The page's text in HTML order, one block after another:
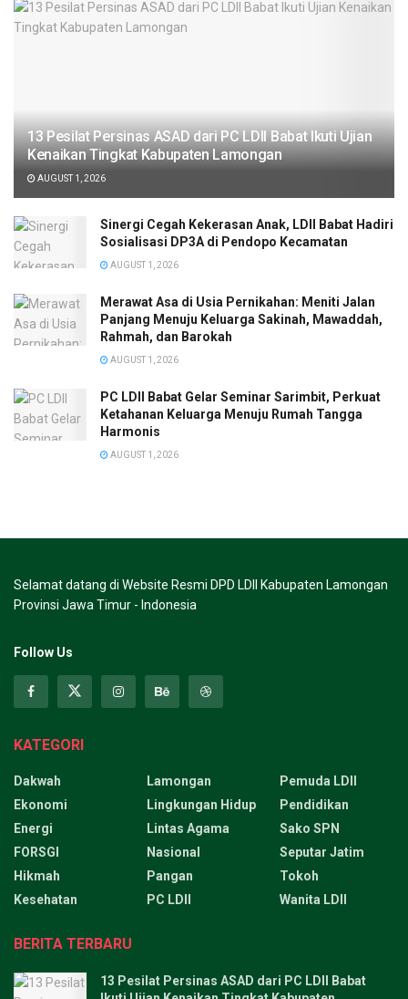
13 Pesilat Persinas ASAD dari PC LDII Babat Ikuti Ujian
Kenaikan Tingkat Kabupaten Lamongan
AUGUST 1, 2026
Sinergi Cegah Kekerasan Anak, LDII Babat Hadiri
Sosialisasi DP3A di Pendopo Kecamatan
AUGUST 1, 2026
Merawat Asa di Usia Pernikahan: Meniti Jalan
Panjang Menuju Keluarga Sakinah, Mawaddah,
Rahmah, dan Barokah
AUGUST 1, 2026
PC LDII Babat Gelar Seminar Sarimbit, Perkuat
Ketahanan Keluarga Menuju Rumah Tangga
Harmonis
AUGUST 1, 2026
Selamat datang di Website Resmi DPD LDII Kabupaten Lamongan
Provinsi Jawa Timur - Indonesia
Follow Us
KATEGORI
Dakwah
Ekonomi
Energi
FORSGI
Hikmah
Kesehatan
Lamongan
Lingkungan Hidup
Lintas Agama
Nasional
Pangan
PC LDII
Pemuda LDII
Pendidikan
Sako SPN
Seputar Jatim
Tokoh
Wanita LDII
BERITA TERBARU
13 Pesilat Persinas ASAD dari PC LDII Babat